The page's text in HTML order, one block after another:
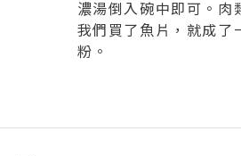
濃湯倒入碗中即可。肉
我們買了魚片，就成了
粉。